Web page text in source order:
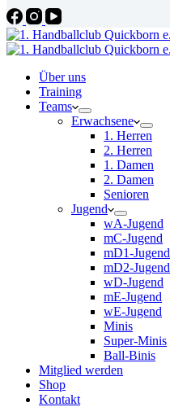
Über uns
Training
Teams
Erwachsene
1. Herren
2. Herren
1. Damen
2. Damen
Senioren
Jugend
wA-Jugend
mC-Jugend
mD1-Jugend
mD2-Jugend
wD-Jugend
mE-Jugend
wE-Jugend
Minis
Super-Minis
Ball-Binis
Mitglied werden
Shop
Kontakt